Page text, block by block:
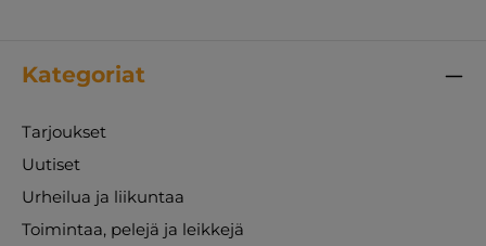
Kategoriat
Tarjoukset
Uutiset
Urheilua ja liikuntaa
Toimintaa, pelejä ja leikkejä